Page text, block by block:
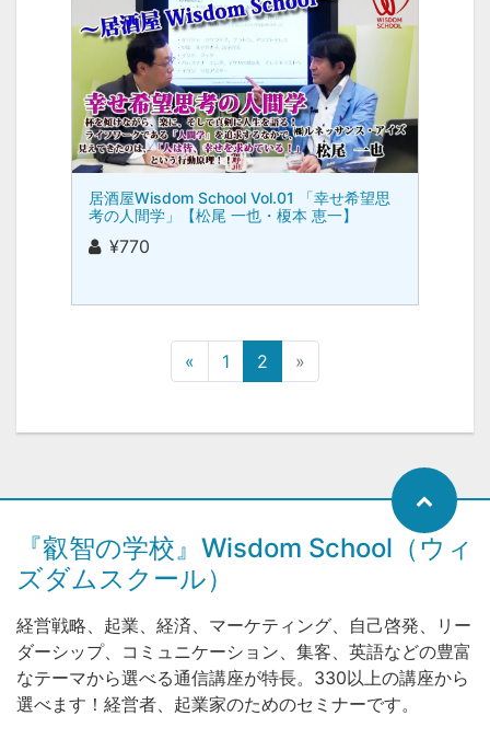
居酒屋Wisdom School Vol.01 「幸せ希望思
考の人間学」【松尾 一也・榎本 恵一】
¥770
« 1 2 »
『叡智の学校』Wisdom School（ウィ
ズダムスクール）
経営戦略、起業、経済、マーケティング、自己啓発、リー
ダーシップ、コミュニケーション、集客、英語などの豊富
なテーマから選べる通信講座が特長。330以上の講座から
選べます！経営者、起業家のためのセミナーです。